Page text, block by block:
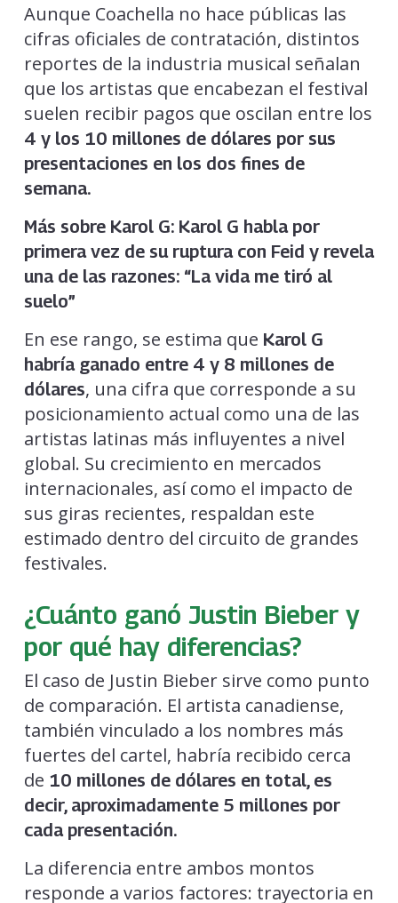
Aunque Coachella no hace públicas las
cifras oficiales de contratación, distintos
reportes de la industria musical señalan
que los artistas que encabezan el festival
suelen recibir pagos que oscilan entre los
4 y los 10 millones de dólares por sus
presentaciones en los dos fines de
semana.
Más sobre Karol G: Karol G habla por
primera vez de su ruptura con Feid y revela
una de las razones: “La vida me tiró al
suelo”
En ese rango, se estima que Karol G
habría ganado entre 4 y 8 millones de
dólares, una cifra que corresponde a su
posicionamiento actual como una de las
artistas latinas más influyentes a nivel
global. Su crecimiento en mercados
internacionales, así como el impacto de
sus giras recientes, respaldan este
estimado dentro del circuito de grandes
festivales.
¿Cuánto ganó Justin Bieber y
por qué hay diferencias?
El caso de Justin Bieber sirve como punto
de comparación. El artista canadiense,
también vinculado a los nombres más
fuertes del cartel, habría recibido cerca
de 10 millones de dólares en total, es
decir, aproximadamente 5 millones por
cada presentación.
La diferencia entre ambos montos
responde a varios factores: trayectoria en